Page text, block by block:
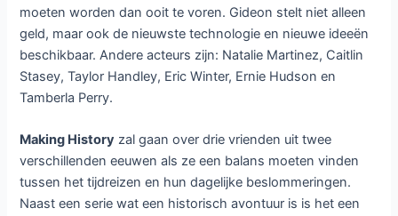
moeten worden dan ooit te voren. Gideon stelt niet alleen
geld, maar ook de nieuwste technologie en nieuwe ideeën
beschikbaar. Andere acteurs zijn: Natalie Martinez, Caitlin
Stasey, Taylor Handley, Eric Winter, Ernie Hudson en
Tamberla Perry.
Making History zal gaan over drie vrienden uit twee
verschillenden eeuwen als ze een balans moeten vinden
tussen het tijdreizen en hun dagelijke beslommeringen.
Naast een serie wat een historisch avontuur is is het een